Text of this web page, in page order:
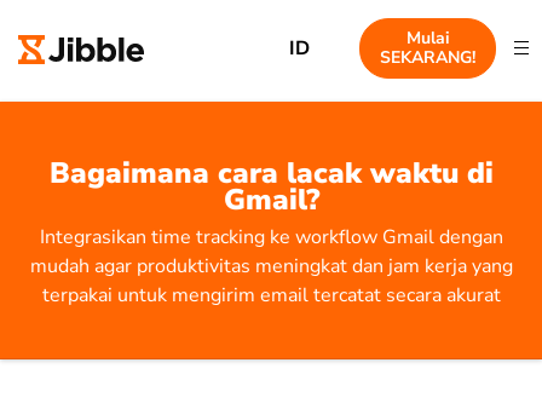
ID
Mulai
SEKARANG!
Bagaimana cara lacak waktu di
Gmail?
Integrasikan time tracking ke workflow Gmail dengan
mudah agar produktivitas meningkat dan jam kerja yang
terpakai untuk mengirim email tercatat secara akurat